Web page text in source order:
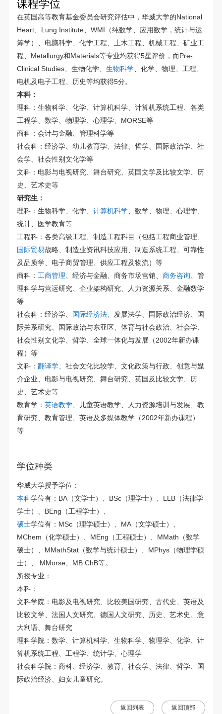
课程学位
在英国高等教育基金委员会研究评估中，华威大学的National
Heart、Lung Institute、WMI（纯数学、应用数学，统计与运
筹学）、电脑科学、化学工程、土木工程、机械工程、矿业工
程、Metallurgy和Materials等专业均获得5星评价，而Pre-
Clinical Studies、生物化学、生物科学、化学、物理、工程、
电机及电子工程、历史等均获得5分。
本科：
理科：生物科学、化学、计算机科学、计算机系统工程、各类
工程学、数学、物理学、心理学、MORSE等
商科：会计与金融、管理科学等
社会科：经济学、幼儿教育学、法律、哲学、国际政治学、社
会学、社会性别文化学等
文科：电影与电视研究、舞台研究、英国文学及比较文学、历
史、艺术史等
研究生：
理科：生物科学、化学、计算机科学、数学、物理、心理学、
统计、医学教育等
工程科：各类高级工程、制造工程科目（包括工程商业管理、
国际贸易战略、制造业资讯科技应用、制造系统工程、可靠性
及品质学、电子商贸管理、供应工程及物流）等
商科：工商管理、经济与金融、商务市场营销、商务咨询、管
理科学与营运研究、企业架构研究、人力资源关系、金融数学
等
社会科：经济学、
国际经济法、发展法学、国际政治经济、国
际关系研究、国际政治与东亚区、体育与社会政治、社会学、
社会性别文化学、哲学、全球一体化与发展（2002年新办课
程）等
文科：翻译学、社会文化比较学、文化政策与行政、创意与媒
介企业、电影与电视研究、舞台研究、英国及比较文学、历
史、艺术史等
教育学：英语教学、儿童英语教学、人力资源培训与发展、教
育研究、教育管理、英语及多媒体教学（2002年新办课程）
等
学位种类
华威大学授予学位：
本科学位有：BA（文学士）、BSc（理学士）、LLB（法律学
学士）、BEng（工程学士）、
硕士学位有：MSc（理学硕士）、MA（文学硕士）、
MChem（化学硕士）、MEng（工程硕士）、MMath（数学
硕士）、MMathStat（数学与统计硕士）、MPhys（物理学硕
士）、 MMorse、MB ChB等。
所授专业：
本科：
文科学院：电影及电视研究、比较美国研究、古代史、英语及
比较文学、法国人文研究、德国人文研究、历史、艺术史、意
大利语、舞台研究
理科学院：数学、计算机科学、生物科学、物理学、化学、计
算机系统工程、工程学、统计学、心理学
社会科学院：商科、经济学、教育、社会学、法律、哲学、国
际政治经济、妇女儿童研究。
返回顶部
返回列表